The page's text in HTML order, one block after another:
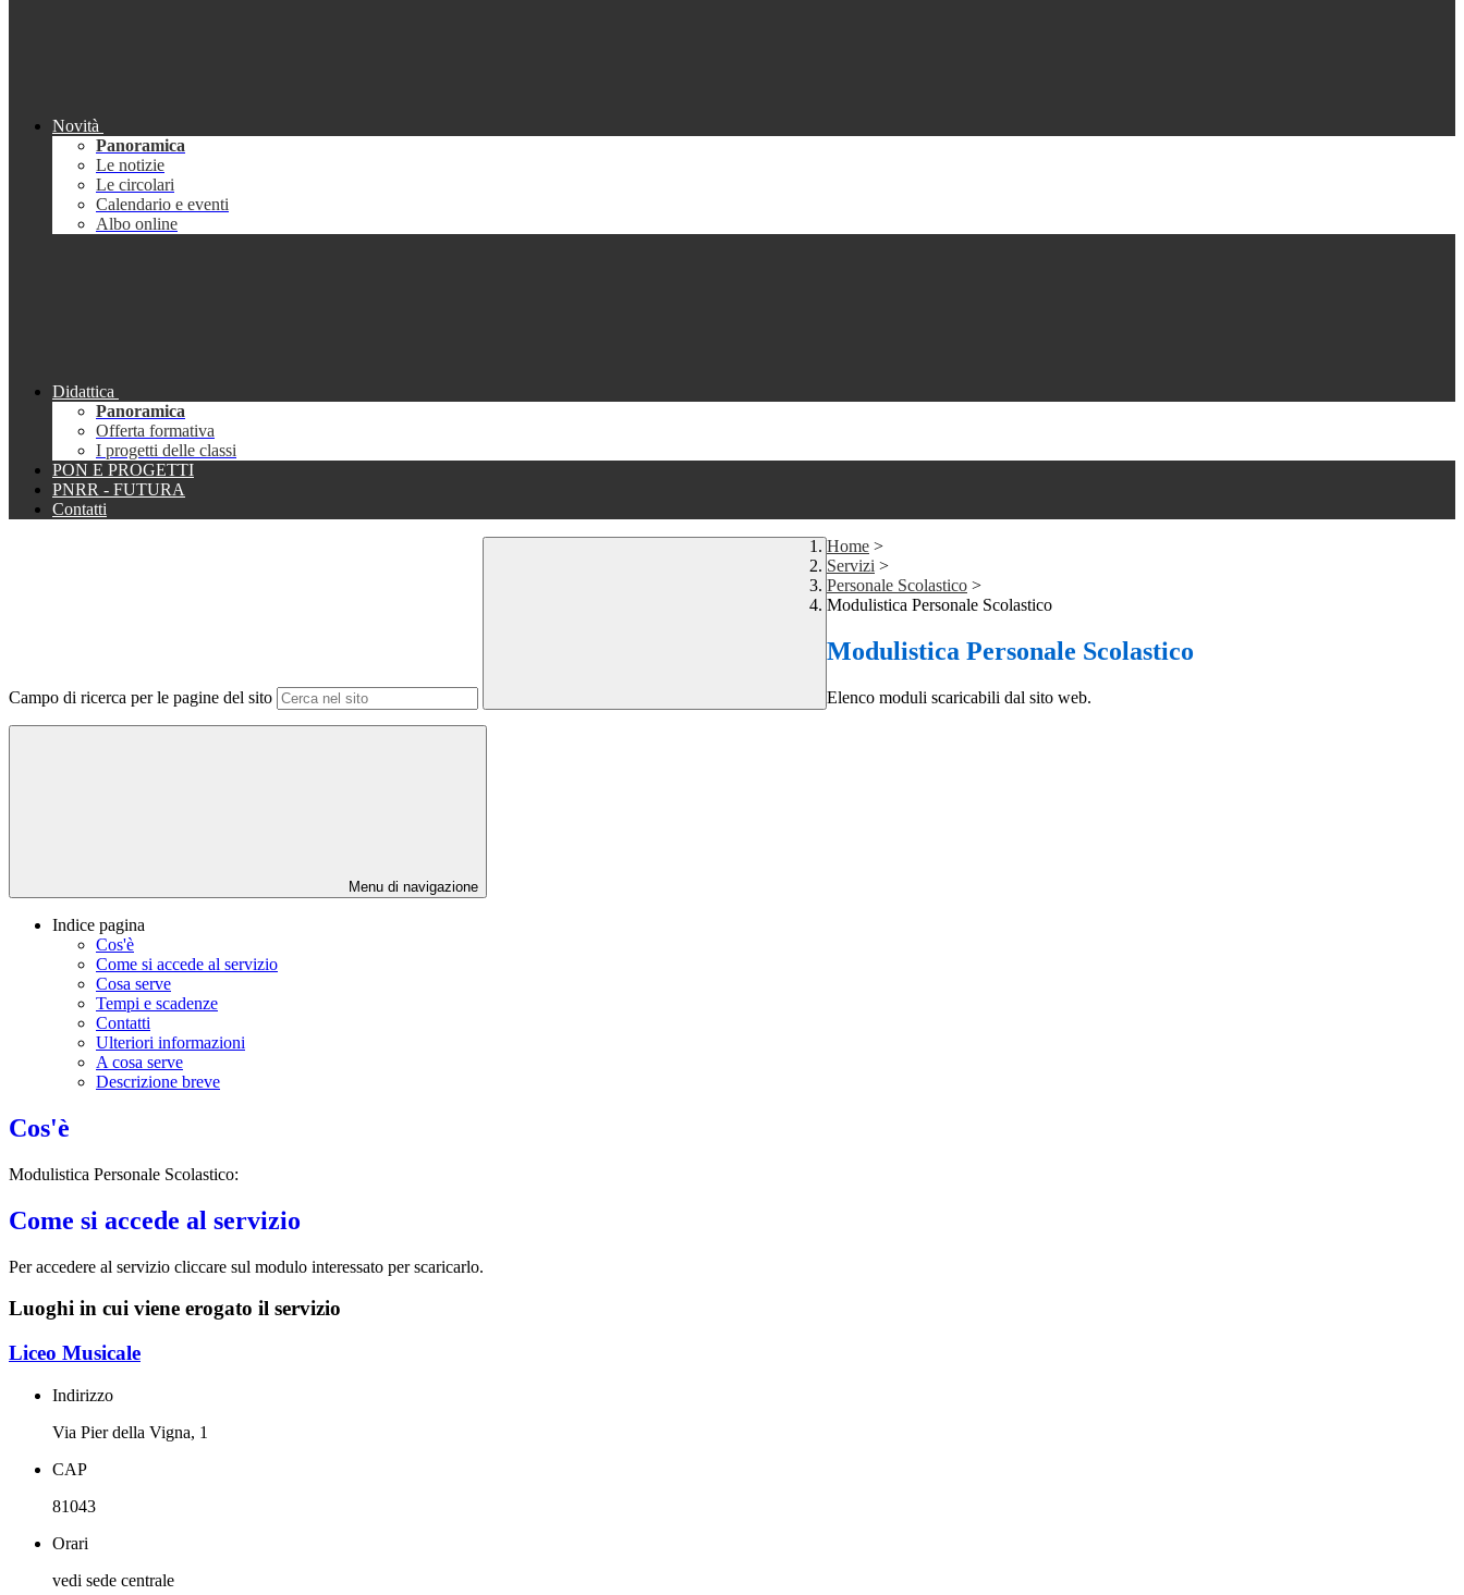
Novità
Panoramica
Le notizie
Le circolari
Calendario e eventi
Albo online
Didattica
Panoramica
Offerta formativa
I progetti delle classi
PON E PROGETTI
PNRR - FUTURA
Contatti
Campo di ricerca per le pagine del sito
Home >
Servizi >
Personale Scolastico >
Modulistica Personale Scolastico
Modulistica Personale Scolastico
Elenco moduli scaricabili dal sito web.
Menu di navigazione
Indice pagina
Cos'è
Come si accede al servizio
Cosa serve
Tempi e scadenze
Contatti
Ulteriori informazioni
A cosa serve
Descrizione breve
Cos'è
Modulistica Personale Scolastico:
Come si accede al servizio
Per accedere al servizio cliccare sul modulo interessato per scaricarlo.
Luoghi in cui viene erogato il servizio
Liceo Musicale
Indirizzo
Via Pier della Vigna, 1
CAP
81043
Orari
vedi sede centrale